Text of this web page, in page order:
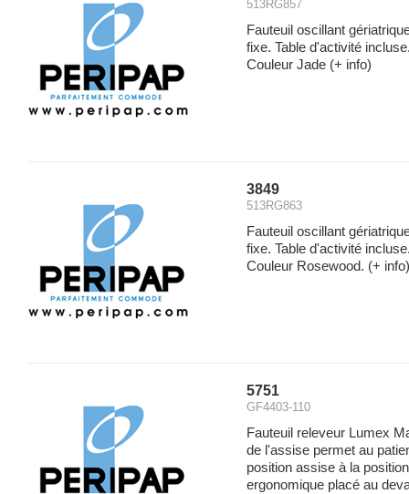
513RG857
Fauteuil oscillant
fixe. Table d'activité
Couleur Jade (+ info)
3849
513RG863
Fauteuil oscillant
fixe. Table d'activité
Couleur Rosewood. (+ info)
5751
GF4403-110
Fauteuil releveur Lumex
de l'assise permet au
position assise à la
ergonomique placé au